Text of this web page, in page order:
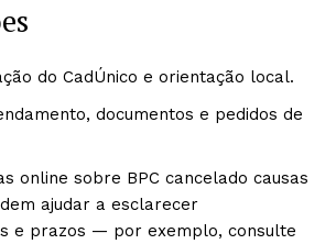
do CadÚnico e orientação local.
documentos e pedidos de
online sobre BPC cancelado causas
ajudar a esclarecer
e prazos — por exemplo, consulte